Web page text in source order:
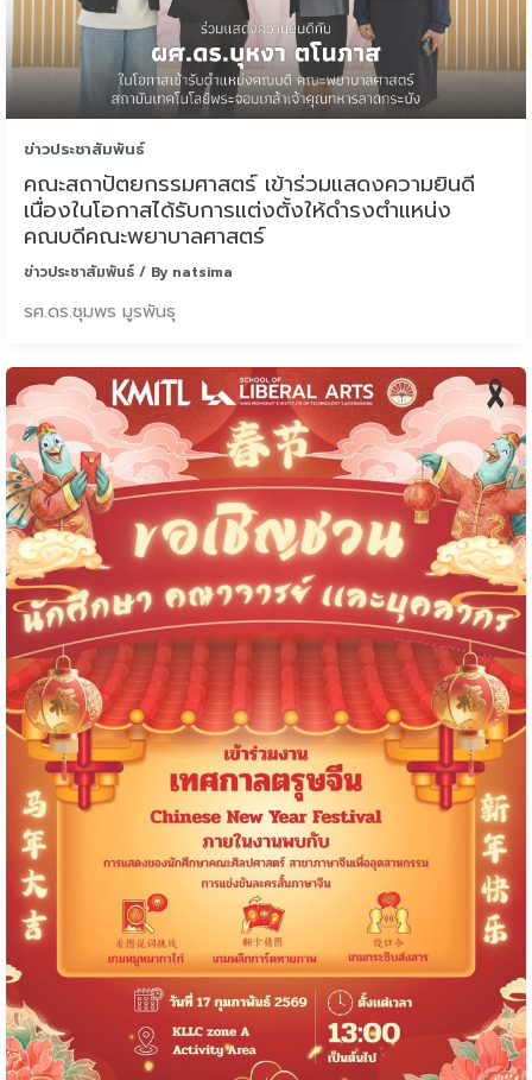
ข่าวประชาสัมพันธ์
คณะสถาปัตยกรรมศาสตร์ เข้าร่วมแสดงความยินดี
เนื่องในโอกาสได้รับการแต่งตั้งให้ดำรงตำแหน่ง
คณบดีคณะพยาบาลศาสตร์
ข่าวประชาสัมพันธ์ / By natsima
รศ.ดร.ชุมพร มูรพันธุ